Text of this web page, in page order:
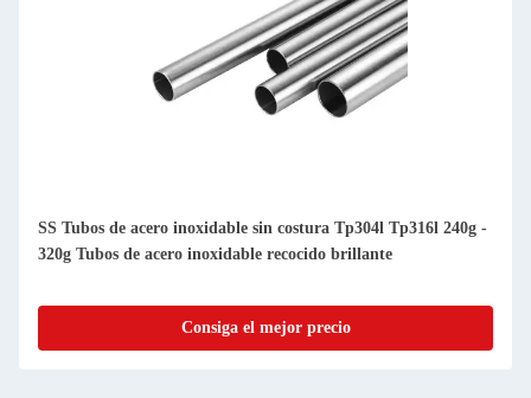
SS Tubos de acero inoxidable sin costura Tp304l Tp316l 240g -
320g Tubos de acero inoxidable recocido brillante
Consiga el mejor precio